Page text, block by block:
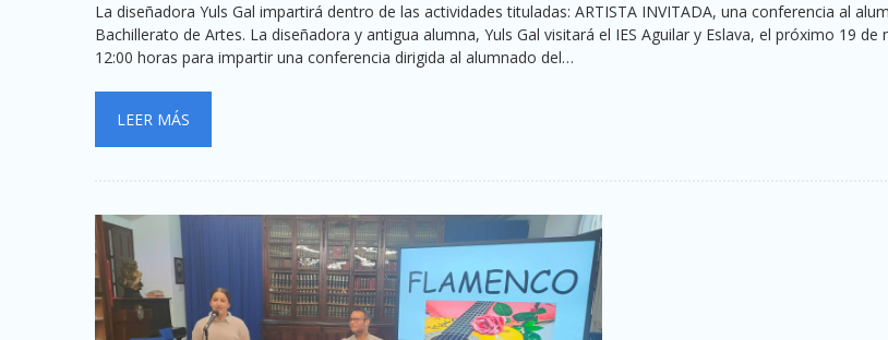
La diseñadora Yuls Gal impartirá dentro de las actividades tituladas: ARTISTA INVITADA, una conferencia al
Bachillerato de Artes. La diseñadora y antigua alumna, Yuls Gal visitará el IES Aguilar y Eslava, el próximo 19 de
12:00 horas para impartir una conferencia dirigida al alumnado del…
LEER MÁS